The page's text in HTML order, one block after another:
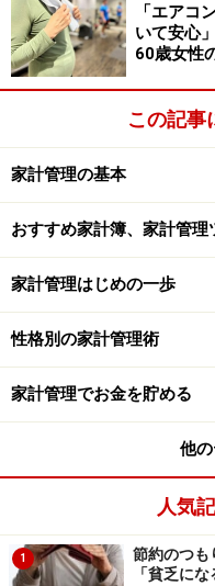
8,968円、一番低かっ
で5,969円となっていま
1年間が他の年に比べて
4人世帯の水道量
ル
ガイドの家の水道使用
ガイドの家の水道使用量
水道の使用量は電気や
いです。2014年と
せん。ガイドの家で冬
る時間が夏より長いの
「エアコ
いて安心
60歳女性
この記事
家計管理の基本
おすすめ家計簿、家計管理
家計管理はじめの一歩
性格別の家計管理術
家計管理でお金を貯める
他
人気
1
節約のつも
「貧乏に